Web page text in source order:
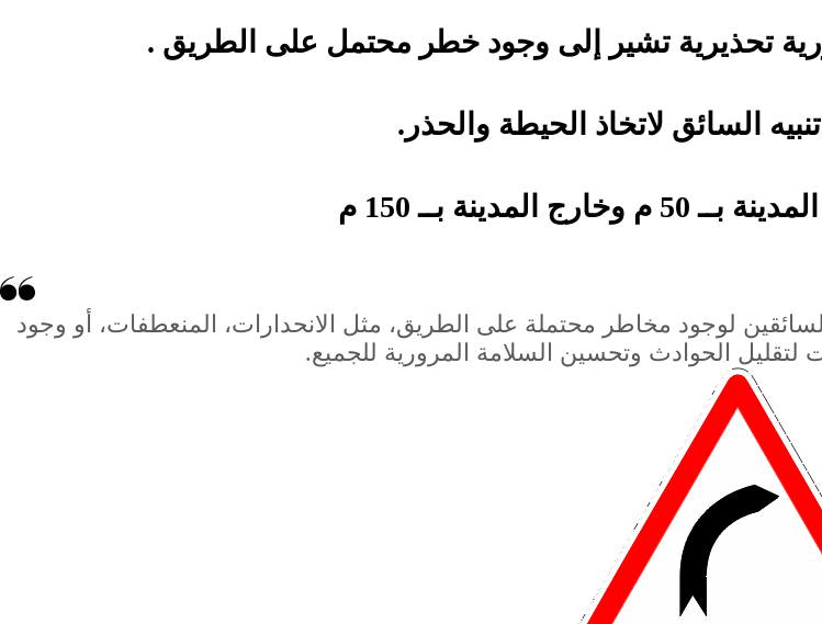
تحذيرية تشير إلى وجود خطر محتمل على الطريق .
السائق لاتخاذ الحيطة والحذر.
بــ 150 م
لوجود مخاطر محتملة على الطريق، مثل الانحدارات، المنعطفات، أو وجود
الحوادث وتحسين السلامة المرورية للجميع.